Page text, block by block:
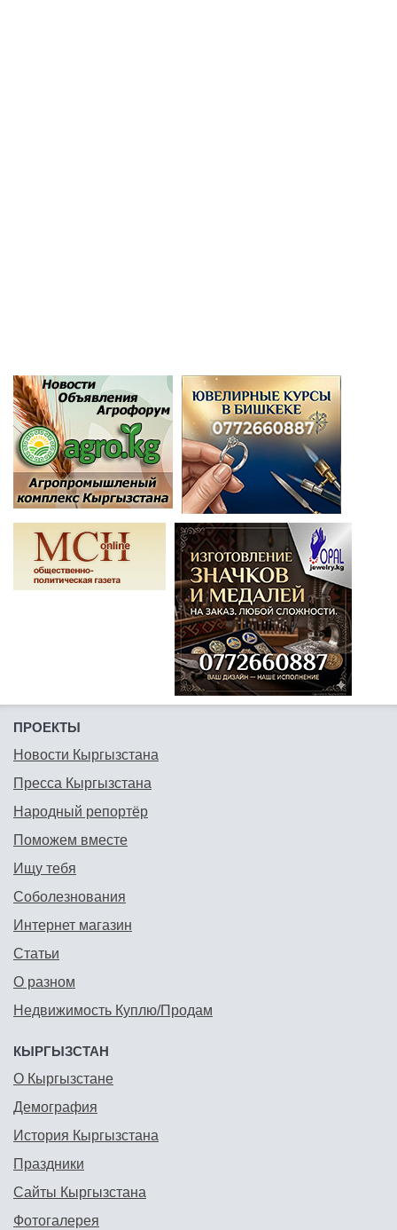
ПРОЕКТЫ
Новости Кыргызстана
Пресса Кыргызстана
Народный репортёр
Поможем вместе
Ищу тебя
Соболезнования
Интернет магазин
Статьи
О разном
Недвижимость Куплю/Продам
КЫРГЫЗСТАН
О Кыргызстане
Демография
История Кыргызстана
Праздники
Сайты Кыргызстана
Фотогалерея